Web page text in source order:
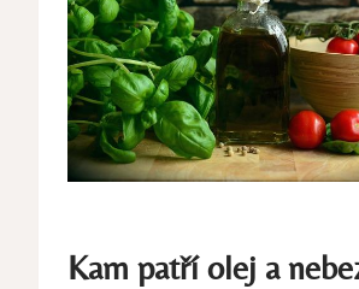
Kam patří olej a